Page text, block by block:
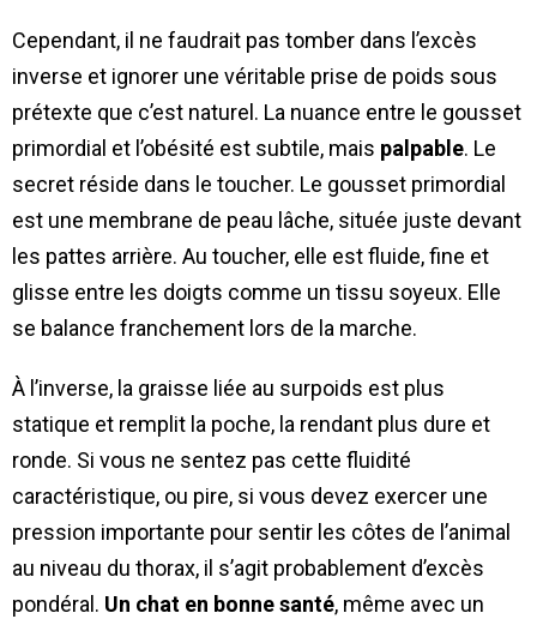
Cependant, il ne faudrait pas tomber dans l’excès
inverse et ignorer une véritable prise de poids sous
prétexte que c’est naturel. La nuance entre le gousset
primordial et l’obésité est subtile, mais palpable. Le
secret réside dans le toucher. Le gousset primordial
est une membrane de peau lâche, située juste devant
les pattes arrière. Au toucher, elle est fluide, fine et
glisse entre les doigts comme un tissu soyeux. Elle
se balance franchement lors de la marche.
À l’inverse, la graisse liée au surpoids est plus
statique et remplit la poche, la rendant plus dure et
ronde. Si vous ne sentez pas cette fluidité
caractéristique, ou pire, si vous devez exercer une
pression importante pour sentir les côtes de l’animal
au niveau du thorax, il s’agit probablement d’excès
pondéral. Un chat en bonne santé, même avec un